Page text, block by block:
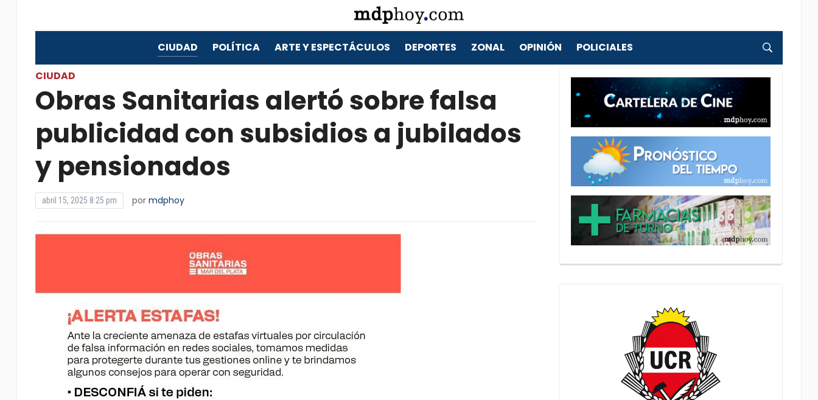
CIUDAD POLÍTICA ARTE Y ESPECTÁCULOS DEPORTES ZONAL OPINIÓN POLICIALES
CIUDAD
Obras Sanitarias alertó sobre falsa
publicidad con subsidios a jubilados
y pensionados
abril 15, 2025 8:25 pm por mdphoy